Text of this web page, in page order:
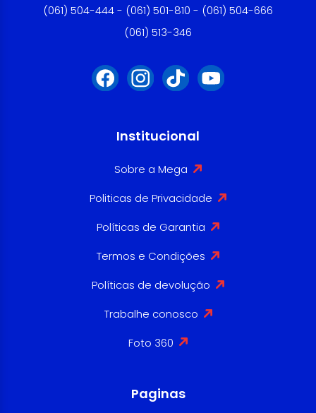
(061) 504-444 - (061) 501-810 - (061) 504-666
(061) 513-346
Institucional
Sobre a Mega
Politicas de Privacidade
Políticas de Garantia
Termos e Condições
Políticas de devolução
Trabalhe conosco
Foto 360
Paginas